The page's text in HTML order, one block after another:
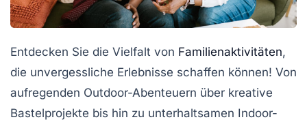
Entdecken Sie die Vielfalt von Familienaktivitäten,
die unvergessliche Erlebnisse schaffen können! Von
aufregenden Outdoor-Abenteuern über kreative
Bastelprojekte bis hin zu unterhaltsamen Indoor-